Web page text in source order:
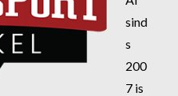
sind
s
200
7 is